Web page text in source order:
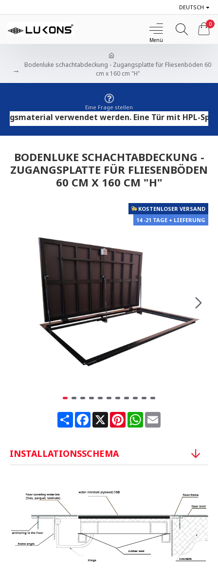
DEUTSCH
0
Bodenluke schachtabdeckung - Zugangsplatte für Fliesenböden 60
cm x 160 cm "H"
Eine Frage stellen
verwendet werden. Eine Tür mit HPL-
BODENLUKE SCHACHTABDECKUNG -
ZUGANGSPLATTE FÜR FLIESENBÖDEN
60 CM X 160 CM "H"
KOSTENLOSER VERSAND
14 -21 TAGE + LIEFERUNG
ShareFacebook
X PinterestWhatsApp
Email
INSTALLATIONSSCHEMA